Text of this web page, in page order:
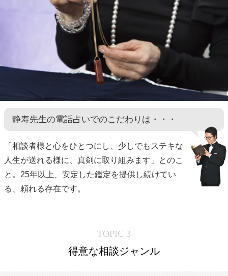
静寿先生の電話占いでのこだわりは・・・
「相談者様と心をひとつにし、少しでもステキな
人生が送れる様に、真剣に取り組みます」とのこ
と。25年以上、安定した鑑定を提供し続けてい
る、頼れる存在です。
TOPIC 3
得意な相談ジャンル